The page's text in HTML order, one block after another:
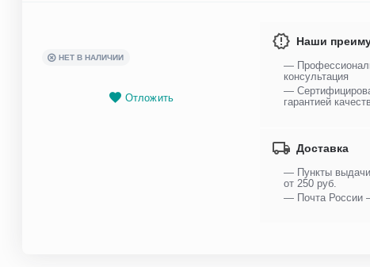
НЕТ В НАЛИЧИИ
Отложить
Наши
—
консультация
—
гарантией
Доставка
— Пункты
от 250 руб.
— Почта России